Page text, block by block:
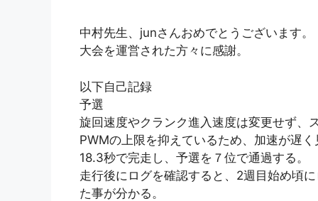
中村先生、junさんおめでとうございます。
大会を運営された方々に感謝。
以下自己記録
予選
旋回速度やクランク進入速度は変更せず、
PWMの上限を抑えているため、加速が遅く
18.3秒で完走し、予選を７位で通過する。
走行後にログを確認すると、2週目始め頃
た事が分かる。